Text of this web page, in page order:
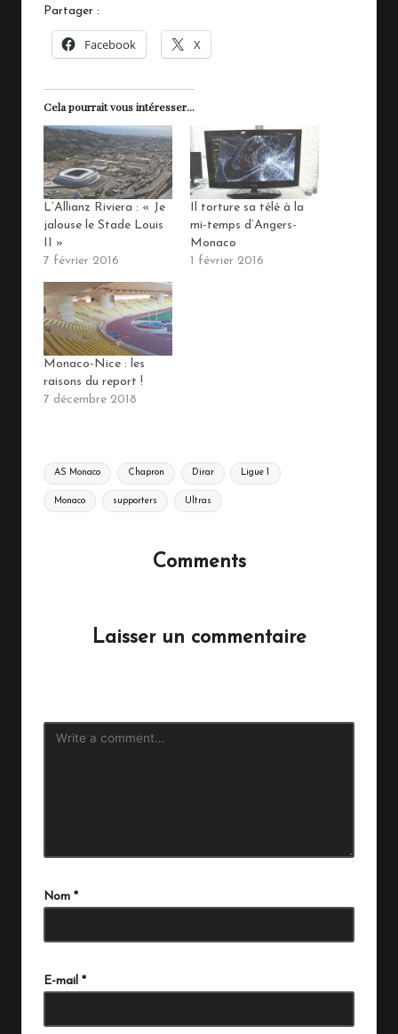
Partager :
Facebook X
Cela pourrait vous intéresser...
L’Allianz Riviera : « Je
jalouse le Stade Louis
II »
7 février 2016
Il torture sa télé à la
mi-temps d’Angers-
Monaco
1 février 2016
Monaco-Nice : les
raisons du report !
7 décembre 2018
Tags:
AS Monaco Chapron Dirar Ligue 1
Monaco supporters Ultras
Comments
Laisser un commentaire
Nom *
E-mail *